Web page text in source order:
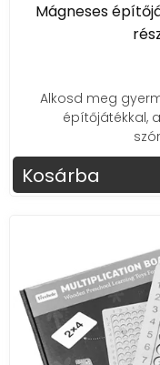
Mágneses
Alkosd meg
építőjátékkal,
Kosárba